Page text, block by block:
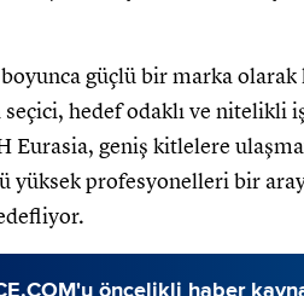
boyunca güçlü bir marka
seçici, hedef odaklı ve nitelikli
Eurasia, geniş kitlelere
yüksek profesyonelleri bir
öncelikli haber